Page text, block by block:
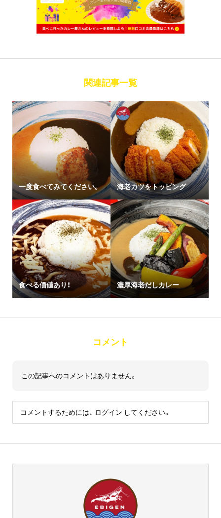
関連記事一覧
一度食べてみてください。 海老カツをトッピング
食べる価値あり！ 濃厚海老だしカレー
コメント
この記事へのコメントはありません。
コメントするためには、 ログイン してください。